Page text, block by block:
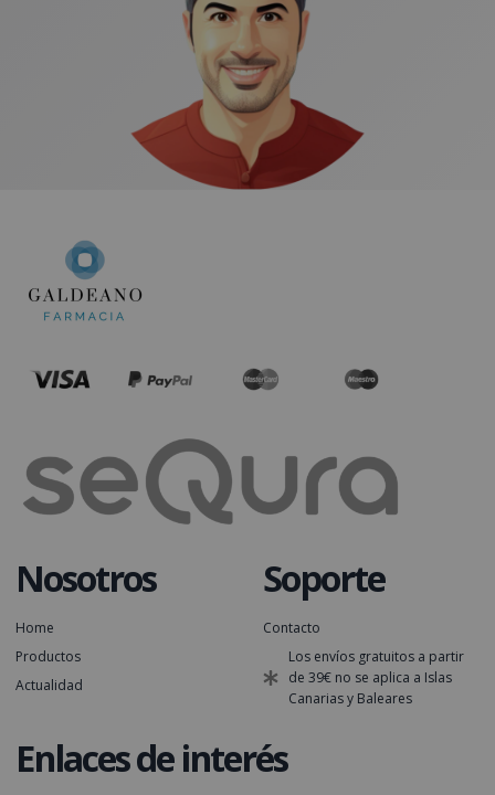
Nosotros
Home
Productos
Actualidad
Soporte
Contacto
Los envíos gratuitos a partir
de 39€ no se aplica a Islas
Canarias y Baleares
Enlaces de interés